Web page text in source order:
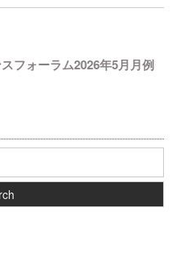
フォーラム2026年5月月例